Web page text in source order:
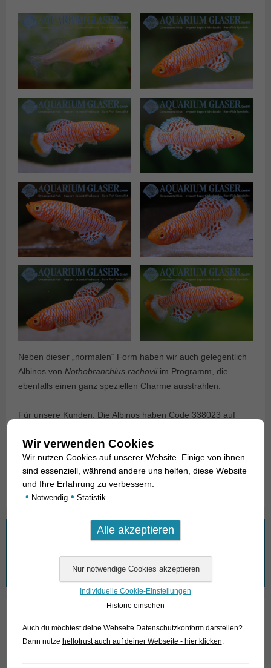
Neben dieser „normalen“ Form haben wir auch gelegentlich
Albinos von Nothobranchius rachoviiim Programm, die
ebenfalls einen ganz speziellen Charme ausstrahlen.
Für unsere Kunden: Die Albinos haben Code 338023 auf
ausschließlich den Großhandel beliefern.
Text & Photos: Frank Schäfer
Wonach suchen Sie?
01. Rochen
Wir verwenden Cookies
Wir nutzen Cookies auf unserer Website. Einige von ihnen
sind essenziell, während andere uns helfen, diese Website
und Ihre Erfahrung zu verbessern.
• Notwendig • Statistik
Individuelle Cookie-Einstellungen
Historie einsehen
Auch du möchtest deine Webseite Datenschutzkonform darstellen?
Dann nutze hellotrust auch auf deiner Webseite - hier klicken.